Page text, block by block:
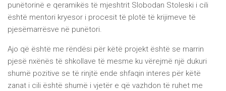
punëtorinë e qeramikës të mjeshtrit Slobodan Stoleski i cili
është mentori kryesor i procesit të plotë të krijimeve të
pjesëmarrësve në punëtori.
Ajo që është me rëndësi për këtë projekt është se marrin
pjesë nxënës të shkollave të mesme ku vërejmë një dukuri
shumë pozitive se të rinjtë ende shfaqin interes për këtë
zanat i cili është shumë i vjetër e që vazhdon të ruhet me